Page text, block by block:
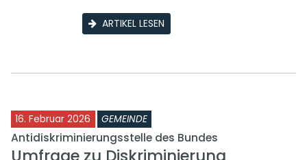
ARTIKEL LESEN
16. Februar 2026 GEMEINDE
Antidiskriminierungsstelle des Bundes